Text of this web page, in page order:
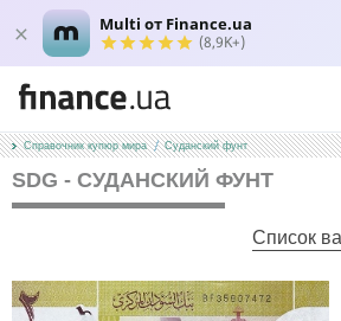
Multi от Finance.ua
(8,9K+)
Справочник купюр мира Суданский фунт
SDG - СУДАНСКИЙ ФУНТ
Список